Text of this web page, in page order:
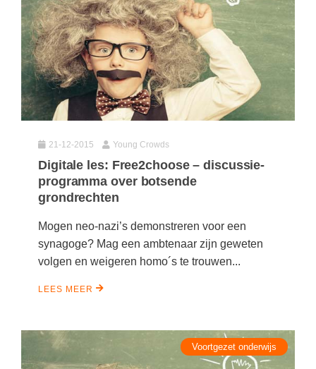
21-12-2015 Young Crowds
Digitale les: Free2choose – discussie-
programma over botsende
grondrechten
Mogen neo-nazi’s demonstreren voor een
synagoge? Mag een ambtenaar zijn geweten
volgen en weigeren homo´s te trouwen...
LEES MEER
Voortgezet onderwijs